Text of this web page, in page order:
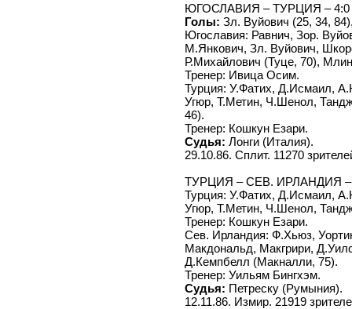
ЮГОСЛАВИЯ – ТУРЦИЯ – 4:0
Голы: Зл. Вуйович (25, 34,
Югославия: Равнич, Зор.
М.Янкович, Зл. Вуйович,
Р.Михайлович (Туце, 70),
Тренер: Ивица Осим.
Турция: У.Фатих, Д.Исмаил,
Угюр, Т.Метин, Ч.Шенол,
46).
Тренер: Кошкун Езари.
Судья: Лонги (Италия).
29.10.86. Сплит. 11270
ТУРЦИЯ – СЕВ. ИРЛАНДИЯ –
Турция: У.Фатих, Д.Исмаил,
Угюр, Т.Метин, Ч.Шенол,
Тренер: Кошкун Езари.
Сев. Ирландия: Ф.Хьюз,
Макдональд, Макгрири,
Д.Кемпбелл (Макналли, 75).
Тренер: Уильям Бингхэм.
Судья: Петреску (Румыния).
12.11.86. Измир. 21919